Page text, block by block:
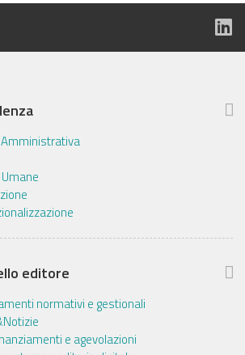
editore
normativi e gestionali
e agevolazioni